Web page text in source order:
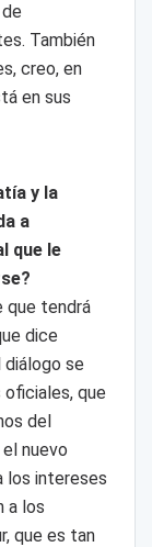
También
creo, en
en sus
y la
a
que le
que tendrá
dice
se
que
del
nuevo
los intereses
a los
que es tan